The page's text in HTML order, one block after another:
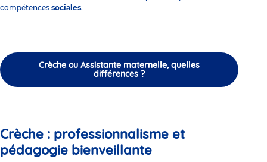
compétences sociales.
Crèche ou Assistante maternelle, quelles
différences ?
Crèche : professionnalisme et
pédagogie bienveillante